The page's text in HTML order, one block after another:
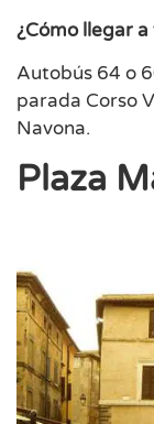
¿Cómo llegar
Autobús 64 o
parada Corso
Navona.
Plaza